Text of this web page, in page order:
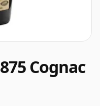
Cognac